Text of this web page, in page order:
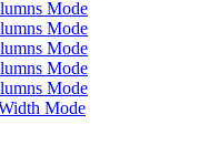
Mode
Mode
Mode
Mode
Mode
Mode